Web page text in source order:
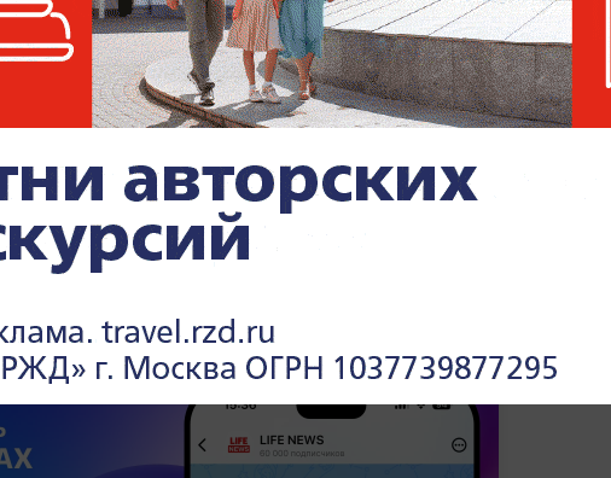
Суд дал дагестанке шесть
лет за работу на
террористов, но отсрочил
срок
и работе правоохранителей —